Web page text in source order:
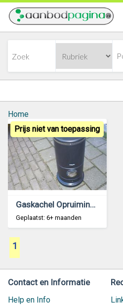
Home
Gaskachel Opruiming Pelgrim Bambino 70 T- 46 T
Geplaatst: 6+ maanden
Prijs niet van toepassing
1
Contact en Informatie
Help en Info